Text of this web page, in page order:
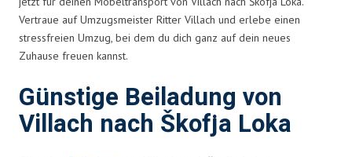
Vertraue auf Umzugsmeister Ritter Villach und erlebe einen
stressfreien Umzug, bei dem du dich ganz auf dein neues
Zuhause freuen kannst.
Günstige Beiladung von
Villach nach Škofja Loka